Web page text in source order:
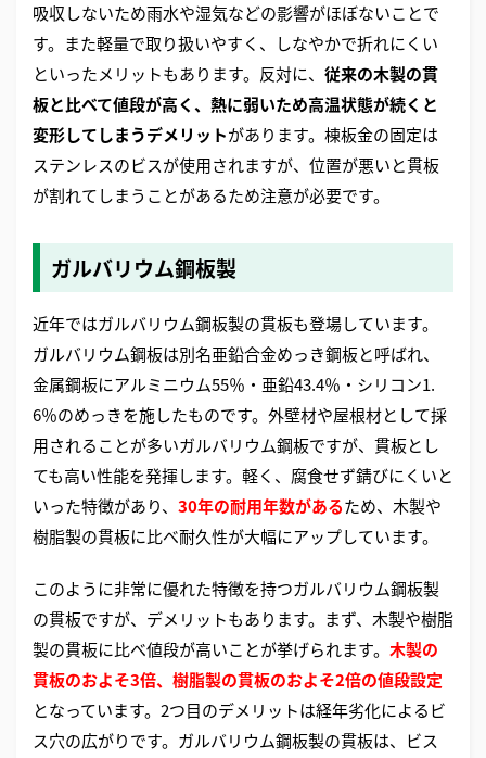
吸収しないため雨水や湿気などの影響がほぼないことで
す。また軽量で取り扱いやすく、しなやかで折れにくい
といったメリットもあります。反対に、 従来の木製の貫
板と比べて値段が高く、熱に弱いため高温状態が続くと
変形してしまうデメリットがあります。棟板金の固定は
ステンレスのビスが使用されますが、位置が悪いと貫板
が割れてしまうことがあるため注意が必要です。
ガルバリウム鋼板製
近年ではガルバリウム鋼板製の貫板も登場しています。
ガルバリウム鋼板は別名亜鉛合金めっき鋼板と呼ばれ、
金属鋼板にアルミニウム55％・亜鉛43.4％・シリコン1.
6％のめっきを施したものです。外壁材や屋根材として採
用されることが多いガルバリウム鋼板ですが、貫板とし
ても高い性能を発揮します。軽く、腐食せず錆びにくいと
いった特徴があり、 30年の耐用年数があるため、木製や
樹脂製の貫板に比べ耐久性が大幅にアップしています。
このように非常に優れた特徴を持つガルバリウム鋼板製
の貫板ですが、デメリットもあります。まず、木製や樹脂
製の貫板に比べ値段が高いことが挙げられます。 木製の
貫板のおよそ3倍、樹脂製の貫板のおよそ2倍の値段設定
となっています。2つ目のデメリットは経年劣化によるビ
ス穴の広がりです。ガルバリウム鋼板製の貫板は、ビス